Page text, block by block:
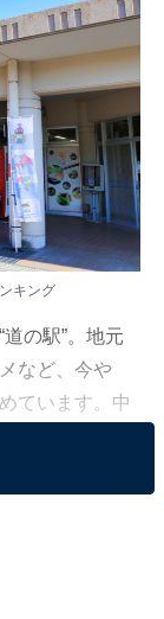
キング
の駅”。地元
など、今や
ています。中
ほど魅力的な
ぐる注目のラ